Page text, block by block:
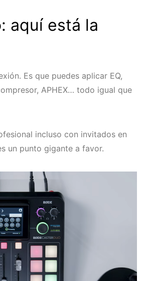
aquí está la
Es que puedes aplicar EQ,
APHEX… todo igual que
incluso con invitados en
un punto gigante a favor.